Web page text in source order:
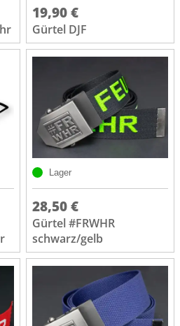
19,90 €
Gürtel DJF
Lager
28,50 €
Gürtel #FRWHR
schwarz/gelb